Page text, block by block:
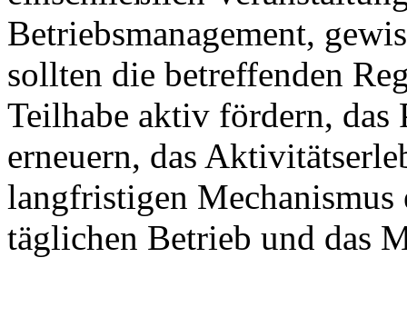
Betriebsmanagement,
sollten die betreffenden
Teilhabe aktiv fördern,
erneuern, das
langfristigen
täglichen Betrieb und das